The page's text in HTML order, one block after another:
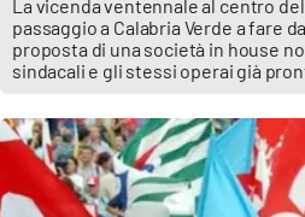
La vicenda ventennale al centro
passaggio a Calabria Verde a fare
proposta di una società in house
sindacali e gli stessi operai già